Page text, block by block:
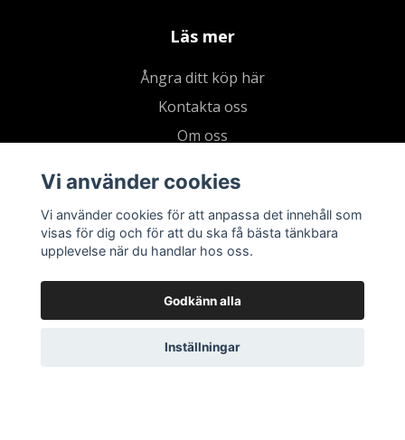
Läs mer
Ångra ditt köp här
Kontakta oss
Om oss
Kundklubb
Presentkort
Vi använder cookies
Vi använder cookies för att anpassa det innehåll som
visas för dig och för att du ska få bästa tänkbara
upplevelse när du handlar hos oss.
Godkänn alla
Inställningar